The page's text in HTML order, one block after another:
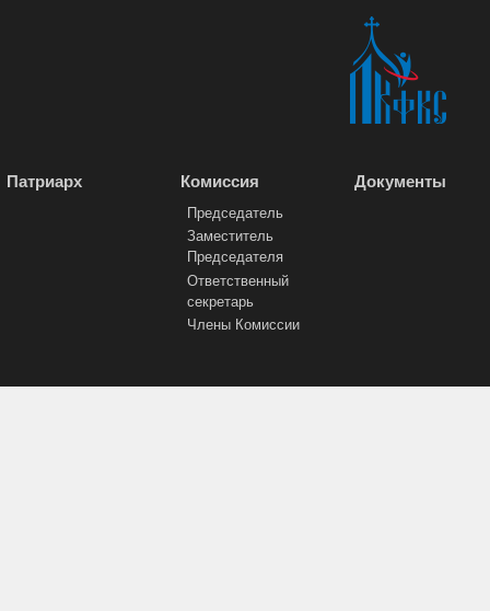
Патриарх Комиссия
Председатель
Заместитель
Председателя
Ответственный
секретарь
Члены Комиссии
Документы